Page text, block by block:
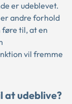
er udeblevet.
er andre forhold
føre til, at en
vil fremme
at udeblive?